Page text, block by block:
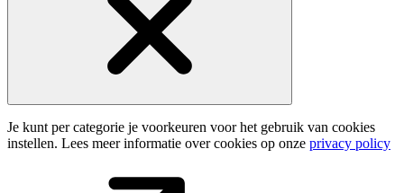
Je kunt per categorie je voorkeuren voor het gebruik van cookies
instellen. Lees meer informatie over cookies op onze privacy policy